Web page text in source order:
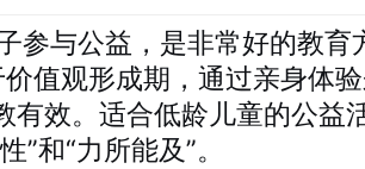
参与公益，是非常好的教育
值观形成期，通过亲身体验
有效。适合低龄儿童的公益
”和“力所能及”。